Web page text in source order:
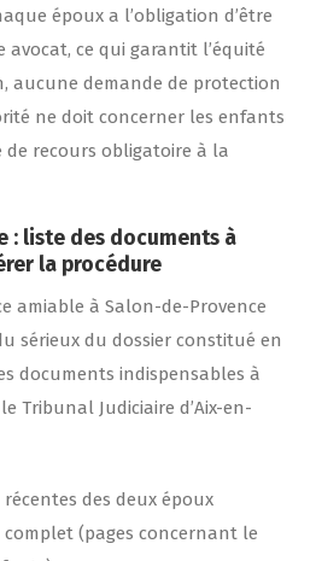
époux a l’obligation d’être
avocat, ce qui garantit l’équité
aucune demande de protection
ne doit concerner les enfants
de recours obligatoire à la
: liste des documents à
la procédure
amiable à Salon-de-Provence
sérieux du dossier constitué en
documents indispensables à
Tribunal Judiciaire d’Aix-en-
récentes des deux époux
(pages concernant le